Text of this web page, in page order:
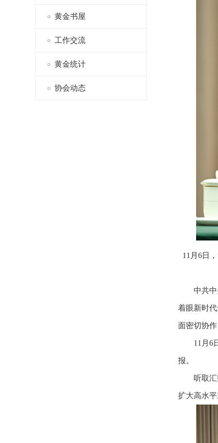
黄金书屋
工作交流
黄金统计
协会动态
11月6日
中共
着眼新时
面密切协
11月6
报。
听取
扩大高水